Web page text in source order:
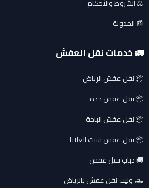
⚖️ الشروط والأحكام
📰 المدونة
🚛 خدمات نقل العفش
📦 نقل عفش الرياض
📦 نقل عفش جدة
📦 نقل عفش الباحة
📦 نقل عفش سبت العلايا
🚚 دباب نقل عفش
🛻 ونيت نقل عفش بالرياض